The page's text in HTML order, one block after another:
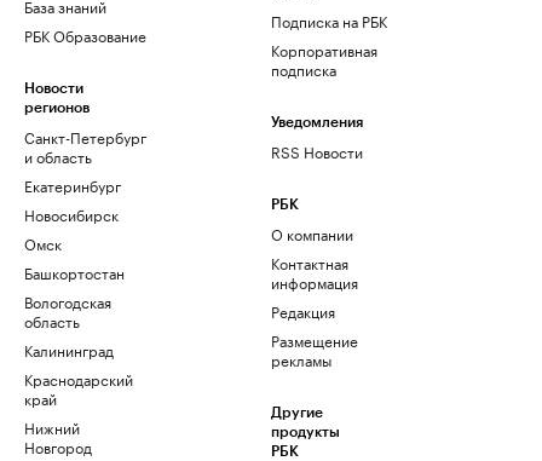
База знаний
РБК Образование
Новости
регионов
Санкт-Петербург
и область
Екатеринбург
Новосибирск
Омск
Башкортостан
Вологодская
область
Калининград
Краснодарский
край
Нижний
Новгород
Подписка на РБК
Корпоративная
подписка
Уведомления
RSS Новости
РБК
О компании
Контактная
информация
Редакция
Размещение
рекламы
Другие
продукты
РБК